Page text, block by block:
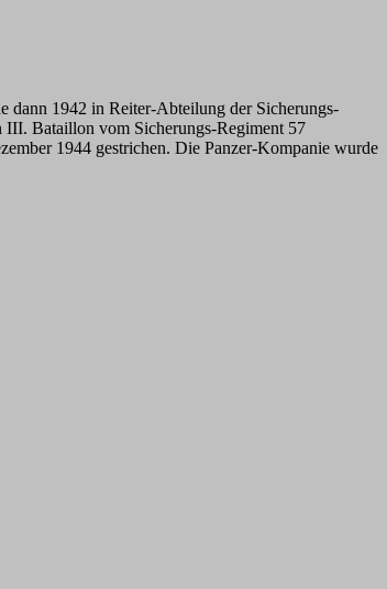
dann 1942 in Reiter-Abteilung der Sicherungs-
Bataillon vom Sicherungs-Regiment 57
1944 gestrichen. Die Panzer-Kompanie wurde